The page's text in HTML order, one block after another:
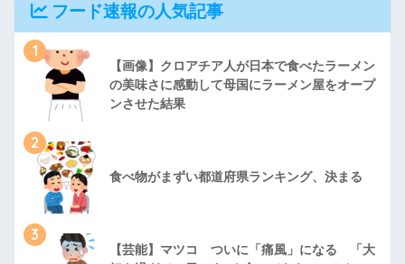
フード速報の人気記事
1
【画像】クロアチア人が日本で食べたラーメン
の美味さに感動して母国にラーメン屋をオープ
ンさせた結果
2
食べ物がまずい都道府県ランキング、決まる
3
【芸能】マツコ ついに「痛風」になる 「大